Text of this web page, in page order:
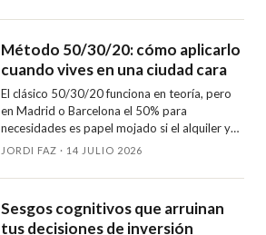
de cualquier planificación personal.
Método 50/30/20: cómo aplicarlo
cuando vives en una ciudad cara
El clásico 50/30/20 funciona en teoría, pero
en Madrid o Barcelona el 50% para
necesidades es papel mojado si el alquiler ya
se lleva casi la mitad del sueldo. Repaso
errores más habituales.
JORDI FAZ · 14 JULIO 2026
Sesgos cognitivos que arruinan
tus decisiones de inversión